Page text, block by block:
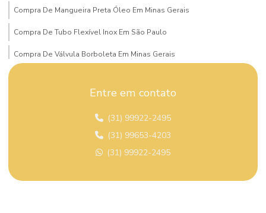
Compra De Mangueira Preta Óleo Em Minas Gerais
Compra De Tubo Flexível Inox Em São Paulo
Compra De Válvula Borboleta Em Minas Gerais
Compra Mangueira Solda Acetileno
Comprar Conexão Instantânea Plástica
Comprar Dispositivo De Segurança Em São Paulo
Entre em contato
(31) 99922-2495
(31) 99653-4203
(31) 99922-2495